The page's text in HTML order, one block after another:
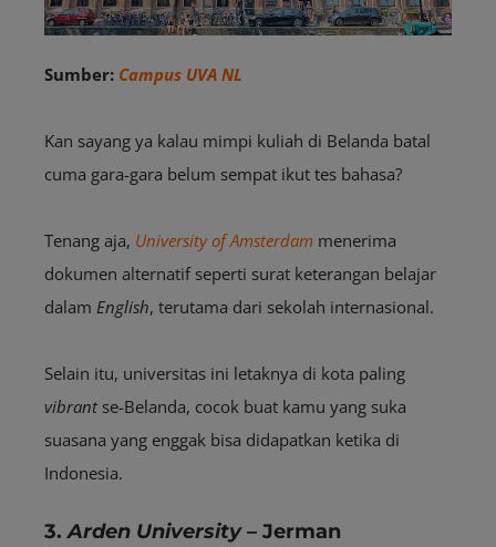
Sumber: Campus UVA NL
Kan sayang ya kalau mimpi kuliah di Belanda batal
cuma gara-gara belum sempat ikut tes bahasa?
Tenang aja, University of Amsterdam menerima
dokumen alternatif seperti surat keterangan belajar
dalam English, terutama dari sekolah internasional.
Selain itu, universitas ini letaknya di kota paling
vibrant se-Belanda, cocok buat kamu yang suka
suasana yang enggak bisa didapatkan ketika di
Indonesia.
3.Arden University– Jerman